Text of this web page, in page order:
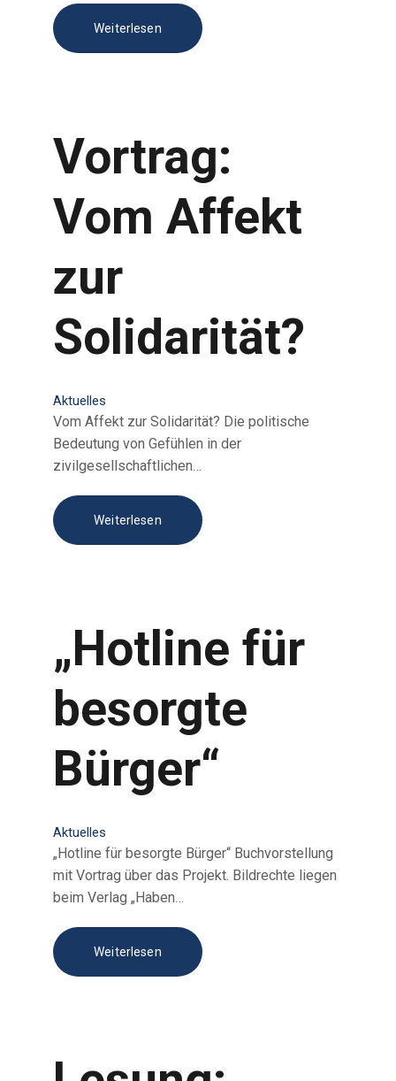
Weiterlesen
Vortrag:
Vom Affekt
zur
Solidarität?
Aktuelles
Vom Affekt zur Solidarität? Die politische
Bedeutung von Gefühlen in der
zivilgesellschaftlichen…
Weiterlesen
„Hotline für
besorgte
Bürger“
Aktuelles
„Hotline für besorgte Bürger“ Buchvorstellung
mit Vortrag über das Projekt. Bildrechte liegen
beim Verlag „Haben…
Weiterlesen